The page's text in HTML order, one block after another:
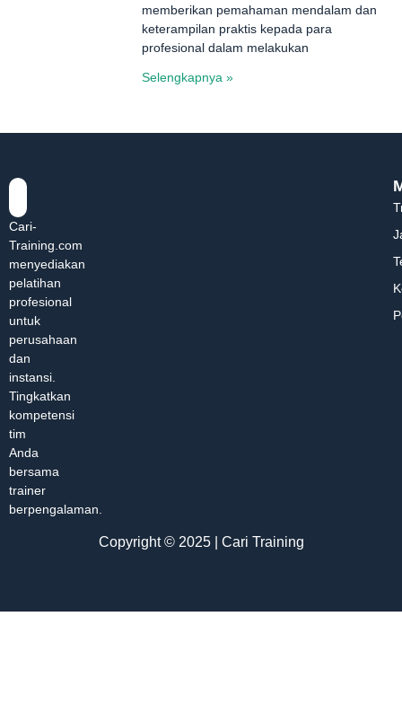
memberikan pemahaman mendalam dan
keterampilan praktis kepada para
profesional dalam melakukan
Selengkapnya »
Cari-
Training.com
menyediakan
pelatihan
profesional
untuk
perusahaan
dan
instansi.
Tingkatkan
kompetensi
tim
Anda
bersama
trainer
berpengalaman.
Copyright © 2025 | Cari Training